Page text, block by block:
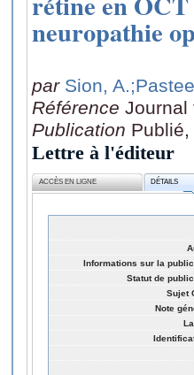
neuropathie
par Sion, A.
Référence Journal
Publication
Lettre à l'éditeur
ACCÈS EN LIGNE DÉTAILS
Informations sur la
Statut de
Sujet
Note